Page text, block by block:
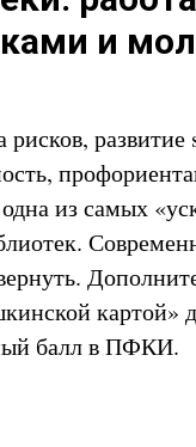
и
из самых
картой»
балл в ПФКИ.